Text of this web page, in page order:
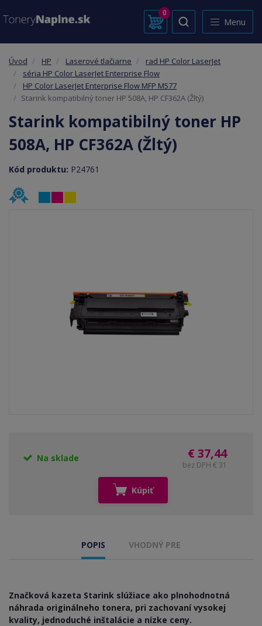
0
Menu
Úvod HP Laserové tlačiarne
rad HP Color LaserJet
séria HP Color LaserJet Enterprise Flow
HP Color LaserJet Enterprise Flow MFP M577
Starink kompatibilný toner HP 508A, HP CF362A (Žltý)
Starink kompatibilný toner HP
508A, HP CF362A (Žltý)
Kód produktu: P24761
Na sklade € 37,44
bez DPH € 31
Kúpiť
POPIS VHODNÝ PRE
Značková kazeta Starink slúžiace ako plnohodnotná
náhrada originálneho tonera, pri zachovaní vysokej
kvality, jednoduché inštalácie a nízke ceny.